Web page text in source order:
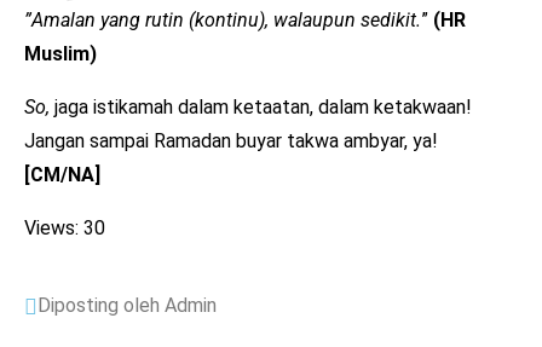
”Amalan yang rutin (kontinu), walaupun sedikit.” (HR
Muslim)
So, jaga istikamah dalam ketaatan, dalam ketakwaan!
Jangan sampai Ramadan buyar takwa ambyar, ya!
[CM/NA]
Views: 30
Diposting oleh Admin